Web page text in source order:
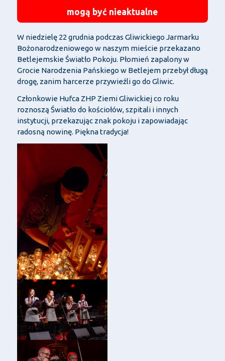
mogą być nieaktualne
W niedzielę 22 grudnia podczas Gliwickiego Jarmarku
Bożonarodzeniowego w naszym mieście przekazano
Betlejemskie Światło Pokoju. Płomień zapalony w
Grocie Narodzenia Pańskiego w Betlejem przebył długą
drogę, zanim harcerze przywieźli go do Gliwic.
Członkowie Hufca ZHP Ziemi Gliwickiej co roku
roznoszą Światło do kościołów, szpitali i innych
instytucji, przekazując znak pokoju i zapowiadając
radosną nowinę. Piękna tradycja!